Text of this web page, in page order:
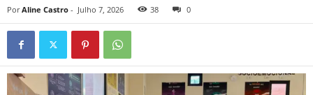
Por Aline Castro - Julho 7, 2026 38 0